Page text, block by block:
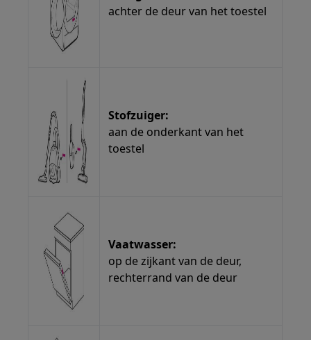
achter de deur van het toestel
Stofzuiger:
aan de onderkant van het
toestel
Vaatwasser:
op de zijkant van de deur,
rechterrand van de deur